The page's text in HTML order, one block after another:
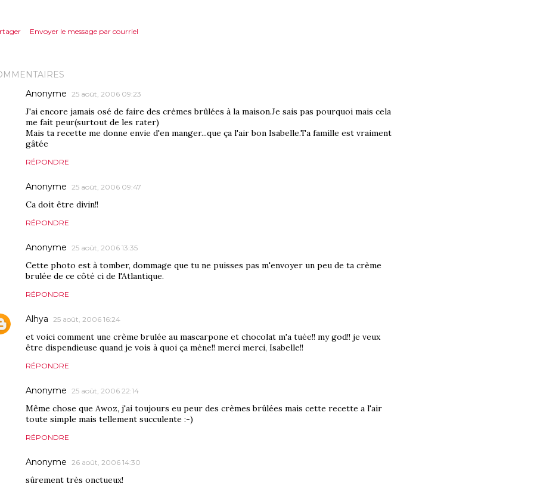
Envoyer le message par courriel
Anonyme 25 août, 2006 09:23
J'ai encore jamais osé de faire des crèmes brûlées à la maison.Je sais pas pourquoi mais cela
me fait peur(surtout de les rater)
Mais ta recette me donne envie d'en manger...que ça l'air bon Isabelle.Ta famille est vraiment
gâtée
RÉPONDRE
Anonyme 25 août, 2006 09:47
Ca doit être divin!!
RÉPONDRE
Anonyme 25 août, 2006 13:35
Cette photo est à tomber, dommage que tu ne puisses pas m'envoyer un peu de ta crème
brulée de ce côté ci de l'Atlantique.
RÉPONDRE
Alhya 25 août, 2006 16:24
et voici comment une crème brulée au mascarpone et chocolat m'a tuée!! my god!! je veux
être dispendieuse quand je vois à quoi ça mène!! merci merci, Isabelle!!
RÉPONDRE
Anonyme 25 août, 2006 22:14
Même chose que Awoz, j'ai toujours eu peur des crèmes brûlées mais cette recette a l'air
toute simple mais tellement succulente :-)
RÉPONDRE
Anonyme 26 août, 2006 14:30
sûrement très onctueux!